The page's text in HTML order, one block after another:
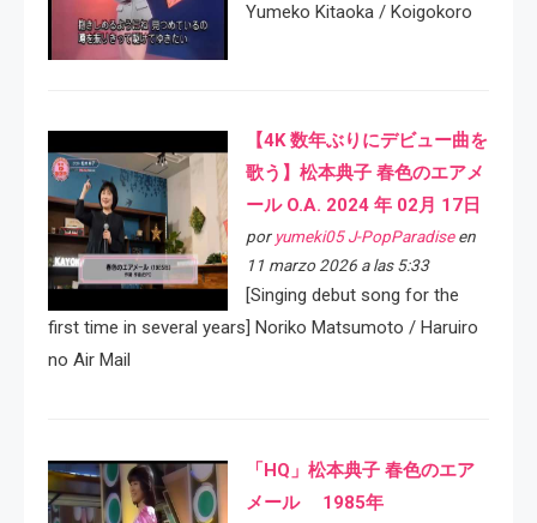
Yumeko Kitaoka / Koigokoro
【4K 数年ぶりにデビュー曲を
歌う】松本典子 春色のエアメ
ール O.A. 2024 年 02月 17日
por yumeki05 J-PopParadiseen
11 marzo 2026 a las 5:33
[Singing debut song for the
first time in several years] Noriko Matsumoto / Haruiro
no Air Mail
「HQ」松本典子 春色のエア
メール 1985年